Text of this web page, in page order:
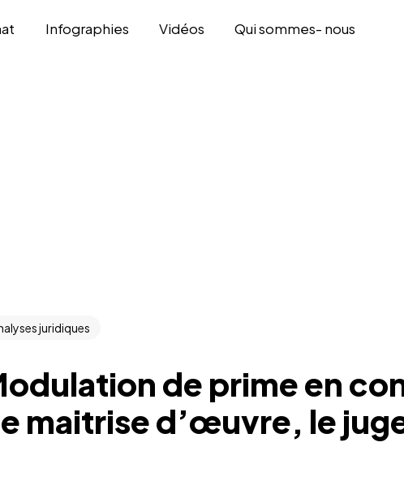
Infographies Vidéos Qui sommes- nous
juridiques
de prime en
maitrise d’œuvre, le